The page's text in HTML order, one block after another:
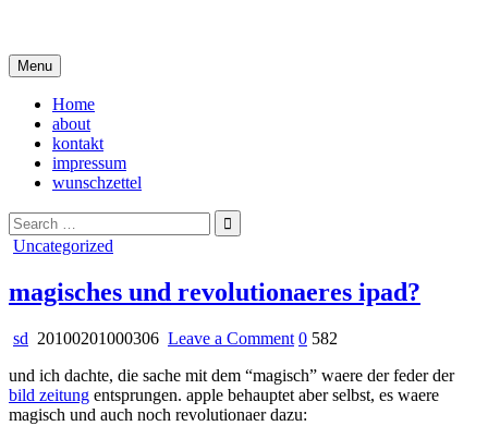
content
Menu
Home
about
kontakt
impressum
wunschzettel
Search
for:
Posted
Uncategorized
magisches und revolutionaeres ipad?
sd 20100201000306 Leave a Commenton
und
revolutionaeres
ipad?
0 582
und ich dachte, die sache mit dem “magisch” waere der feder der
bild zeitung entsprungen. apple behauptet aber selbst, es waere
magisch und auch noch revolutionaer dazu: